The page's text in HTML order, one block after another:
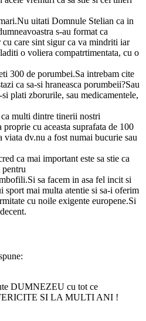
uitati Domnule Stelian ca in
s-au format ca
care sint sigur ca va mindriti iar
o voliera compatrtimentata, cu o
300 de porumbei.Sa intrebam cite
ca sa-si hraneasca porumbeii?Sau
plati zborurile, sau medicamentele,
multi dintre tinerii nostri
cu aceasta suprafata de 100
viata dv.nu a fost numai bucurie sau
ca mai important este sa stie ca
pentru
sa facem in asa fel incit si
sport mai multa atentie si sa-i oferim
cu noile exigente europene.Si
DUMNEZEU cu tot ce
SI LA MULTI ANI !